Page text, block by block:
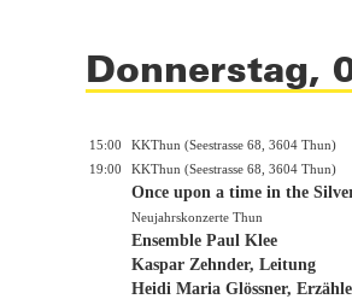
Donnerstag,
15:00
KKThun (Seestrasse 68, 3604 Thun)
19:00
KKThun (Seestrasse 68, 3604 Thun)
Once upon a time in the
Neujahrskonzerte Thun
Ensemble Paul Klee
Kaspar Zehnder, Leitung
Heidi Maria Glössner,